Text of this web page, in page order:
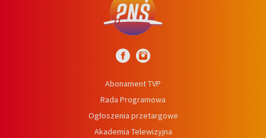
Abonament TVP
Rada Programowa
Ogłoszenia przetargowe
Akademia Telewizyjna